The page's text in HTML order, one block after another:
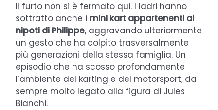
Il furto non si è fermato qui. I ladri hanno
sottratto anche i mini kart appartenenti ai
nipoti di Philippe, aggravando ulteriormente
un gesto che ha colpito trasversalmente
più generazioni della stessa famiglia. Un
episodio che ha scosso profondamente
l’ambiente del karting e del motorsport, da
sempre molto legato alla figura di Jules
Bianchi.